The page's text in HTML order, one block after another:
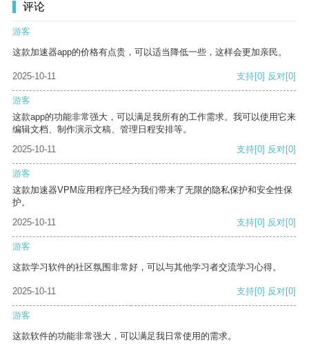
评论
游客
这款加速器app的价格有点贵，可以适当降低一些，这样会更加亲民。
2025-10-11 支持[0] 反对[0]
游客
这款app的功能非常强大，可以满足我所有的工作需求。我可以使用它来
编辑文档、制作演示文稿、管理日程安排等。
2025-10-11
支持[0] 反对[0]
游客
这款加速器VPM应用程序已经为我们带来了无限的隐私保护和安全性保
护。
2025-10-11
支持[0] 反对[0]
游客
这款学习软件的社区氛围非常好，可以与其他学习者交流学习心得。
2025-10-11 支持[0] 反对[0]
游客
这款软件的功能非常强大，可以满足我日常使用的需求。